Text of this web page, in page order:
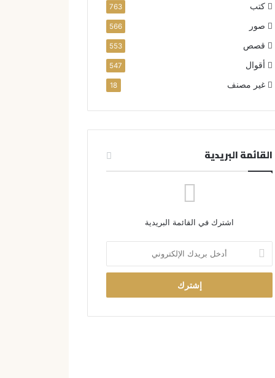
كتب 763
صور 566
قصص 553
أقوال 547
غير مصنف 18
القائمة البريدية
اشترك في القائمة البريدية
خ
ب